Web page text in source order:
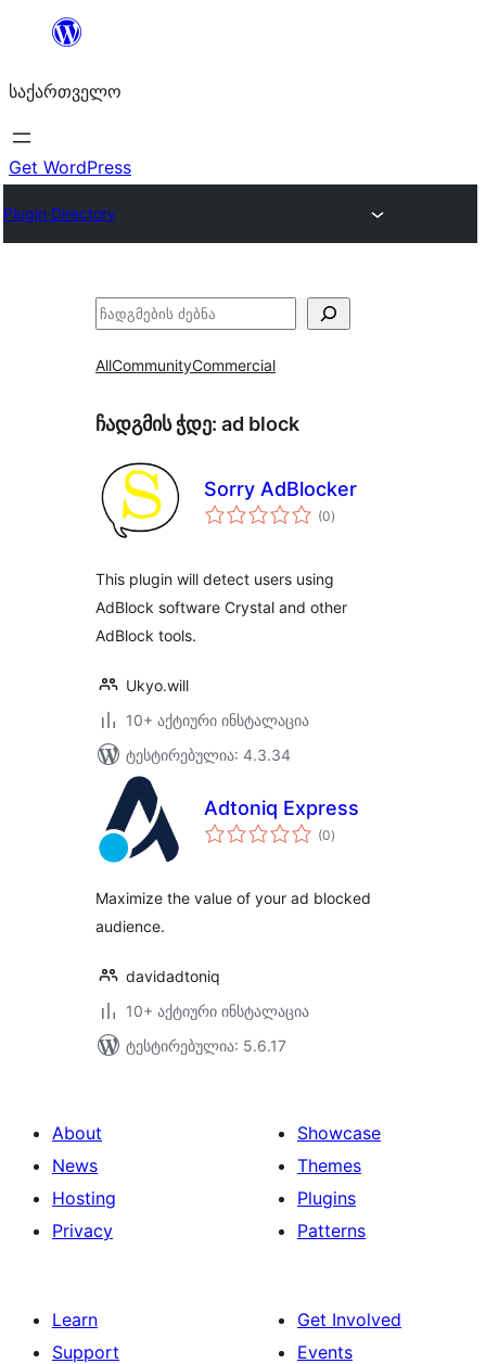
შიგთავსზე
საქართველო
Get WordPress
Plugin Directory
ძებნა
AllCommunityCommercial
ჩადგმის ჭდე: ad block
Sorry AdBlocker
(0საერთო
რეიტინგი
)
This plugin will detect users using
AdBlock software Crystal and other
AdBlock tools.
Ukyo.will
10+ აქტიური ინსტალაცია
ტესტირებულია: 4.3.34
Adtoniq Express
(0საერთო
რეიტინგი
)
Maximize the value of your ad blocked
audience.
davidadtoniq
10+ აქტიური ინსტალაცია
ტესტირებულია: 5.6.17
About
News
Hosting
Privacy
Showcase
Themes
Plugins
Patterns
Learn
Support
Get Involved
Events